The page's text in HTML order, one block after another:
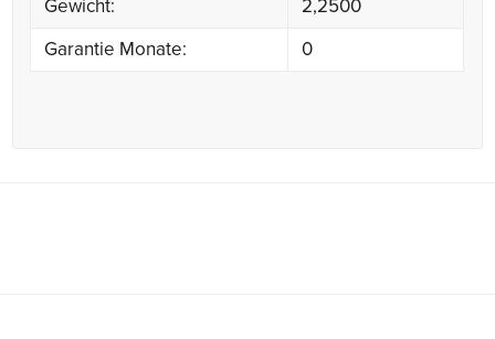
Gewicht:
2,2500
Garantie Monate:
0